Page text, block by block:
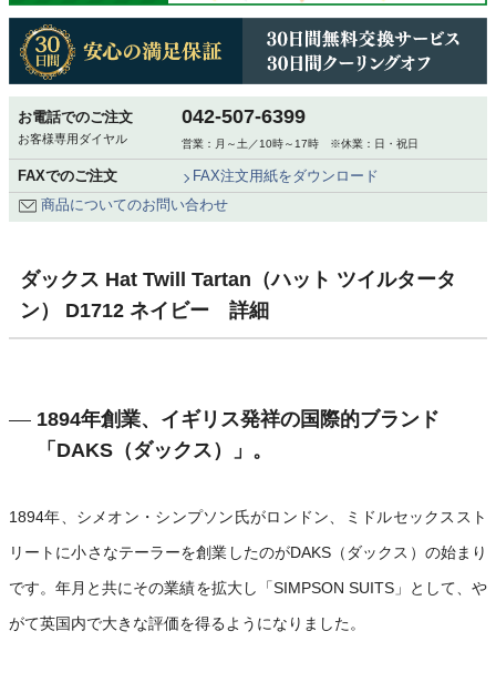
お電話でのご注文
お客様専用ダイヤル
042-507-6399
営業：月～土／10時～17時 ※休業：日・祝日
FAXでのご注文
FAX注文用紙をダウンロード
商品についてのお問い合わせ
ダックス Hat Twill Tartan（ハット ツイルタータ
ン） D1712 ネイビー 詳細
1894年創業、イギリス発祥の国際的ブランド
「DAKS（ダックス）」。
1894年、シメオン・シンプソン氏がロンドン、ミドルセックススト
リートに小さなテーラーを創業したのがDAKS（ダックス）の始まり
です。年月と共にその業績を拡大し「SIMPSON SUITS」として、や
がて英国内で大きな評価を得るようになりました。